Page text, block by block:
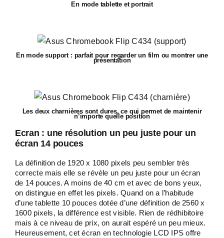
En mode tablette et portrait
En mode support : parfait pour regarder un film ou montrer une
présentation
Les deux charnières sont dures, ce qui permet de maintenir
n’importe quelle position
Ecran : une résolution un peu juste pour un
écran 14 pouces
La définition de 1920 x 1080 pixels peu sembler très
correcte mais elle se révèle un peu juste pour un écran
de 14 pouces. A moins de 40 cm et avec de bons yeux,
on distingue en effet les pixels. Quand on a l’habitude
d’une tablette 10 pouces dotée d’une définition de 2560 x
1600 pixels, la différence est visible. Rien de rédhibitoire
mais à ce niveau de prix, on aurait espéré un peu mieux.
Heureusement, cet écran en technologie LCD IPS offre